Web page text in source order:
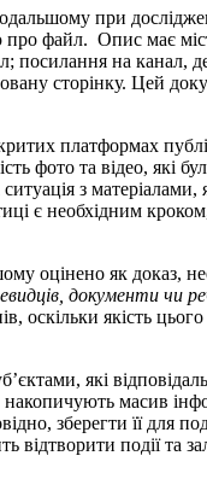
при
файл. Опис має
посилання на канал,
сторінку. Цей
платформах
фото та відео, які
з матеріалами,
є необхідним кроком,
оцінено як доказ,
документи чи
оскільки якість
які
накопичують масив
зберегти її для
відтворити події та